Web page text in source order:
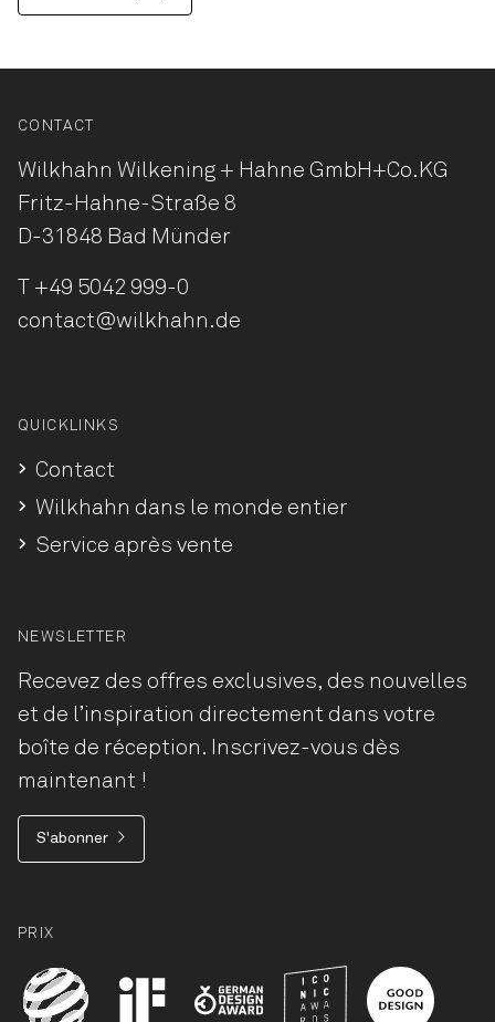
CONTACT
Wilkhahn Wilkening + Hahne GmbH+Co.KG
Fritz-Hahne-Straße 8
D-31848 Bad Münder
+49 5042 999-0
contact@wilkhahn.de
QUICKLINKS
Contact
Wilkhahn dans le monde entier
Service après vente
NEWSLETTER
Recevez des offres exclusives, des nouvelles
et de l’inspiration directement dans votre
boîte de réception. Inscrivez-vous dès
maintenant !
S'abonner
PRIX